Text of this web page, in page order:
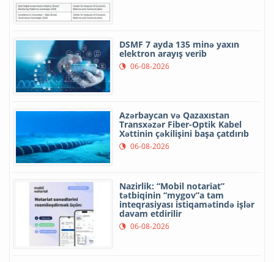
DSMF 7 ayda 135 minə yaxın
elektron arayış verib
06-08-2026
Azərbaycan və Qazaxıstan
Transxəzər Fiber-Optik Kabel
Xəttinin çəkilişini başa çatdırıb
06-08-2026
Nazirlik: “Mobil notariat”
tətbiqinin “mygov”a tam
inteqrasiyası istiqamətində işlər
davam etdirilir
06-08-2026